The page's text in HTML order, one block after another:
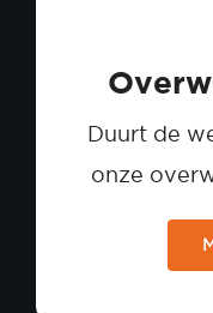
Duurt de
onze